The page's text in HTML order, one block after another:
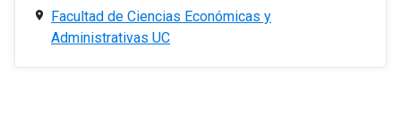
Facultad de Ciencias Económicas y
Administrativas UC